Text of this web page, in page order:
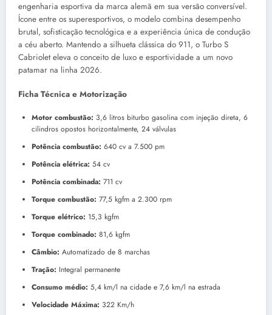
engenharia esportiva da marca alemã em sua versão conversível.
Ícone entre os superesportivos, o modelo combina desempenho
brutal, sofisticação tecnológica e a experiência única de condução
a céu aberto. Mantendo a silhueta clássica do 911, o Turbo S
Cabriolet eleva o conceito de luxo e esportividade a um novo
patamar na linha 2026.
Ficha Técnica e Motorização
Motor combustão: 3,6 litros biturbo gasolina com injeção direta, 6
cilindros opostos horizontalmente, 24 válvulas
Potência combustão: 640 cv a 7.500 pm
Potência elétrica: 54 cv
Potência combinada: 711 cv
Torque combustão: 77,5 kgfm a 2.300 rpm
Torque elétrico: 15,3 kgfm
Torque combinado: 81,6 kgfm
Câmbio: Automatizado de 8 marchas
Tração: Integral permanente
Consumo médio: 5,4 km/l na cidade e 7,6 km/l na estrada
Velocidade Máxima: 322 Km/h